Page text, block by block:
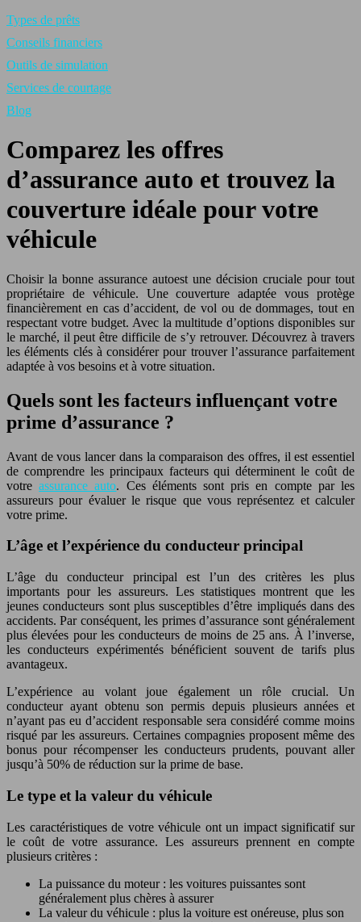
Types de prêts
Conseils financiers
Outils de simulation
Services de courtage
Blog
Comparez les offres
d’assurance auto et trouvez la
couverture idéale pour votre
véhicule
Choisir la bonne assurance autoest une décision cruciale pour tout
propriétaire de véhicule. Une couverture adaptée vous protège
financièrement en cas d’accident, de vol ou de dommages, tout en
respectant votre budget. Avec la multitude d’options disponibles sur
le marché, il peut être difficile de s’y retrouver. Découvrez à travers
les éléments clés à considérer pour trouver l’assurance parfaitement
adaptée à vos besoins et à votre situation.
Quels sont les facteurs influençant votre
prime d’assurance ?
Avant de vous lancer dans la comparaison des offres, il est essentiel
de comprendre les principaux facteurs qui déterminent le coût de
votreassurance auto. Ces éléments sont pris en compte par les
assureurs pour évaluer le risque que vous représentez et calculer
votre prime.
L’âge et l’expérience du conducteur principal
L’âge du conducteur principal est l’un des critères les plus
importants pour les assureurs. Les statistiques montrent que les
jeunes conducteurs sont plus susceptibles d’être impliqués dans des
accidents. Par conséquent, les primes d’assurance sont généralement
plus élevées pour les conducteurs de moins de 25 ans. À l’inverse,
les conducteurs expérimentés bénéficient souvent de tarifs plus
avantageux.
L’expérience au volant joue également un rôle crucial. Un
conducteur ayant obtenu son permis depuis plusieurs années et
n’ayant pas eu d’accident responsable sera considéré comme moins
risqué par les assureurs. Certaines compagnies proposent même des
bonus pour récompenser les conducteurs prudents, pouvant aller
jusqu’à 50% de réduction sur la prime de base.
Le type et la valeur du véhicule
Les caractéristiques de votre véhicule ont un impact significatif sur
le coût de votre assurance. Les assureurs prennent en compte
plusieurs critères :
La puissance du moteur : les voitures puissantes sont
généralement plus chères à assurer
La valeur du véhicule : plus la voiture est onéreuse, plus son